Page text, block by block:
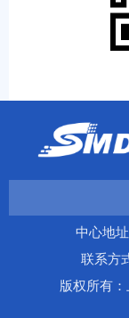
中心地
联系方
版权所有